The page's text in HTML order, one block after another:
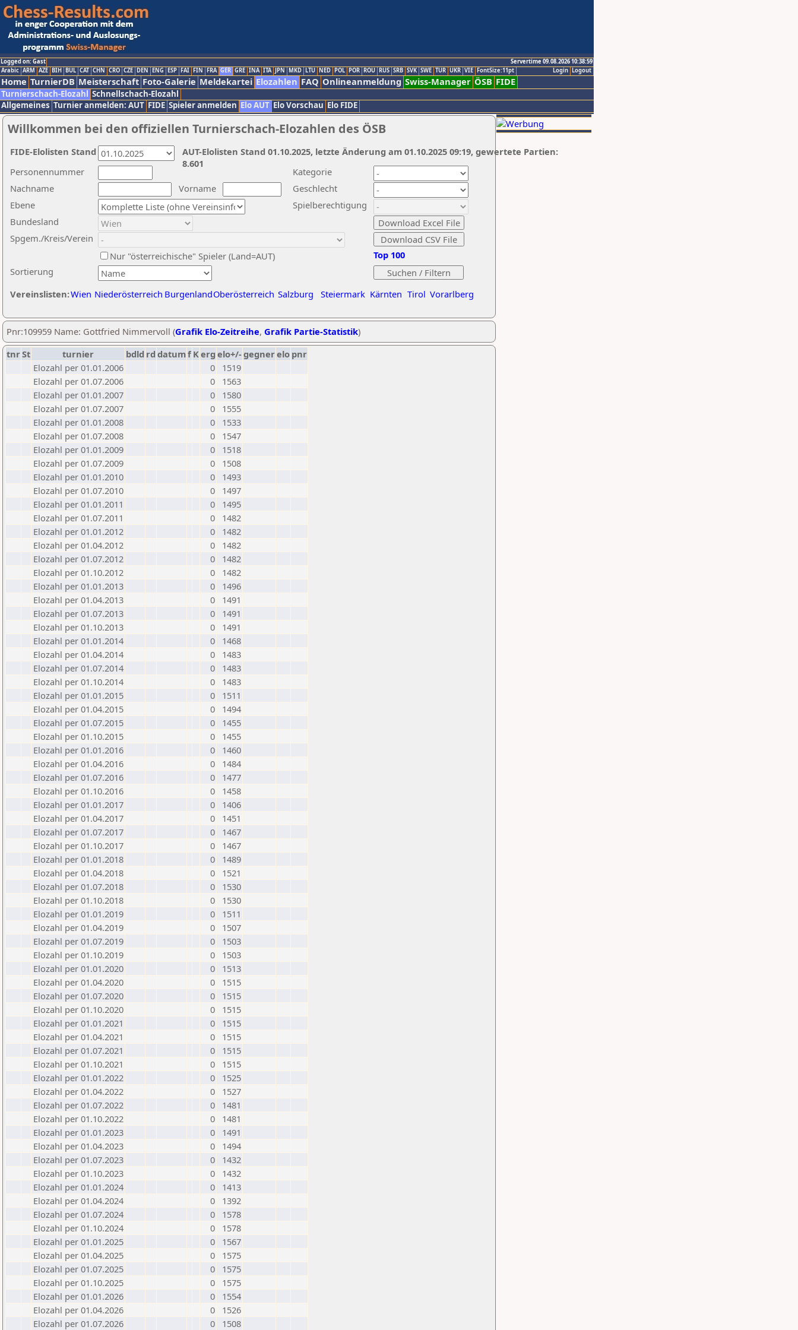
Logged on: Gast
Servertime 09.08.2026 10:38:59
Logout
Login
Arabic ARM AZE BIH BUL CAT CHN CRO CZE DEN ENG ESP FAI FIN FRA GER GRE INA ITA JPN MKD LTU NED POL POR ROU RUS SRB SVK SWE TUR UKR VIE FontSize:11pt
Home TurnierDB Meisterschaft Foto-Galerie Meldekartei Elozahlen FAQ Onlineanmeldung Swiss-Manager ÖSB FIDE
Turnierschach-Elozahl Schnellschach-Elozahl
Allgemeines Turnier anmelden: AUT FIDE Spieler anmelden Elo AUT Elo Vorschau Elo FIDE
Willkommen bei den offiziellen Turnierschach-Elozahlen des ÖSB
Nachname
Vorname
Ebene
Kategorie
Sortierung
Personennummer
Bundesland
Spgem./Kreis/Verein
Geschlecht
Nur "österreichische" Spieler (Land=AUT)
Spielberechtigung
Vereinslisten:Wien Niederösterreich BurgenlandOberösterreich Salzburg Steiermark Kärnten Tirol Vorarlberg
Top 100
AUT-Elolisten Stand 01.10.2025, letzte Änderung am 01.10.2025 09:19, gewertete Partien:
8.601
FIDE-Elolisten Stand
Pnr:109959 Name: Gottfried Nimmervoll (Grafik Elo-Zeitreihe, Grafik Partie-Statistik)
tnrSt turnier bdld rd datumf Kerg elo+/-gegnerelo pnr
Elozahl per 01.01.2006
0
1519
Elozahl per 01.07.2006
0
1563
Elozahl per 01.01.2007
0
1580
Elozahl per 01.07.2007
0
1555
Elozahl per 01.01.2008
0
1533
Elozahl per 01.07.2008
0
1547
Elozahl per 01.01.2009
0
1518
Elozahl per 01.07.2009
0
1508
Elozahl per 01.01.2010
0
1493
Elozahl per 01.07.2010
0
1497
Elozahl per 01.01.2011
0
1495
Elozahl per 01.07.2011
0
1482
Elozahl per 01.01.2012
0
1482
Elozahl per 01.04.2012
0
1482
Elozahl per 01.07.2012
0
1482
Elozahl per 01.10.2012
0
1482
Elozahl per 01.01.2013
0
1496
Elozahl per 01.04.2013
0
1491
Elozahl per 01.07.2013
0
1491
Elozahl per 01.10.2013
0
1491
Elozahl per 01.01.2014
0
1468
Elozahl per 01.04.2014
0
1483
Elozahl per 01.07.2014
0
1483
Elozahl per 01.10.2014
0
1483
Elozahl per 01.01.2015
0
1511
Elozahl per 01.04.2015
0
1494
Elozahl per 01.07.2015
0
1455
Elozahl per 01.10.2015
0
1455
Elozahl per 01.01.2016
0
1460
Elozahl per 01.04.2016
0
1484
Elozahl per 01.07.2016
0
1477
Elozahl per 01.10.2016
0
1458
Elozahl per 01.01.2017
0
1406
Elozahl per 01.04.2017
0
1451
Elozahl per 01.07.2017
0
1467
Elozahl per 01.10.2017
0
1467
Elozahl per 01.01.2018
0
1489
Elozahl per 01.04.2018
0
1521
Elozahl per 01.07.2018
0
1530
Elozahl per 01.10.2018
0
1530
Elozahl per 01.01.2019
0
1511
Elozahl per 01.04.2019
0
1507
Elozahl per 01.07.2019
0
1503
Elozahl per 01.10.2019
0
1503
Elozahl per 01.01.2020
0
1513
Elozahl per 01.04.2020
0
1515
Elozahl per 01.07.2020
0
1515
Elozahl per 01.10.2020
0
1515
Elozahl per 01.01.2021
0
1515
Elozahl per 01.04.2021
0
1515
Elozahl per 01.07.2021
0
1515
Elozahl per 01.10.2021
0
1515
Elozahl per 01.01.2022
0
1525
Elozahl per 01.04.2022
0
1527
Elozahl per 01.07.2022
0
1481
Elozahl per 01.10.2022
0
1481
Elozahl per 01.01.2023
0
1491
Elozahl per 01.04.2023
0
1494
Elozahl per 01.07.2023
0
1432
Elozahl per 01.10.2023
0
1432
Elozahl per 01.01.2024
0
1413
Elozahl per 01.04.2024
0
1392
Elozahl per 01.07.2024
0
1578
Elozahl per 01.10.2024
0
1578
Elozahl per 01.01.2025
0
1567
Elozahl per 01.04.2025
0
1575
Elozahl per 01.07.2025
0
1575
Elozahl per 01.10.2025
0
1575
Elozahl per 01.01.2026
0
1554
Elozahl per 01.04.2026
0
1526
Elozahl per 01.07.2026
0 1508